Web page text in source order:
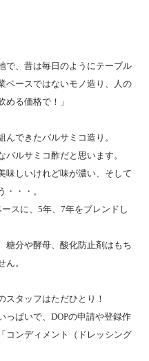
で、昔は毎日のようにテーブル
ベースではないモノ造り、人の
る価格で！」
できたバルサミコ造り。
ルサミコ酢だと思います。
味しいけれど味が濃い、そして
・・・。
スに、5年、7年をブレンドし
糖分や酵母、酸化防止剤はもち
。
スタッフはただひとり！
っぱいで、DOPの申請や登録作
コンディメント（ドレッシング